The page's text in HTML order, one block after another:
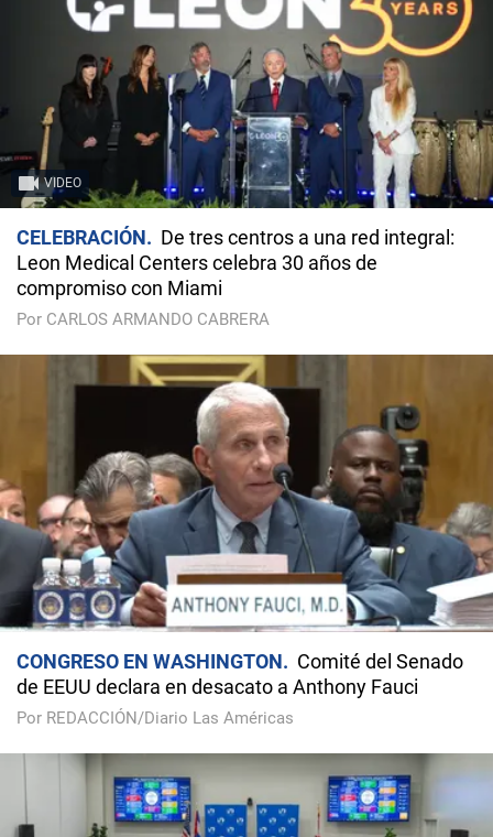
VIDEO
CELEBRACIÓN
De tres centros a una red integral:
Leon Medical Centers celebra 30 años de
compromiso con Miami
Por CARLOS ARMANDO CABRERA
CONGRESO EN WASHINGTON
Comité del Senado
de EEUU declara en desacato a Anthony Fauci
Por REDACCIÓN/Diario Las Américas